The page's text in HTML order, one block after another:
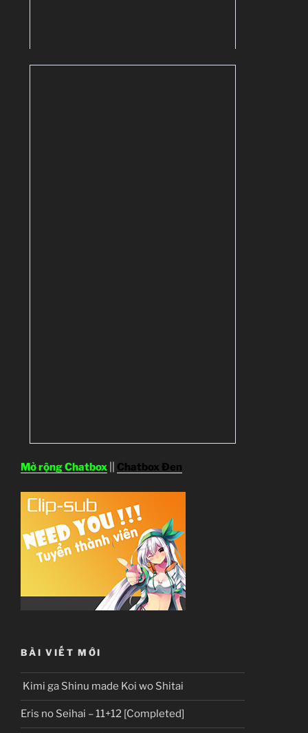
Mở rộng Chatbox Chatbox Đen
BÀI VIẾT MỚI
Kimi ga Shinu made Koi wo Shitai
Eris no Seihai – 11+12 [Completed]